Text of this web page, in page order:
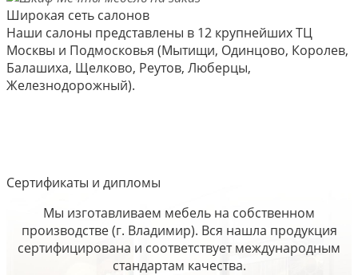
Широкая сеть салонов
Наши салоны представлены в 12 крупнейших ТЦ
Москвы и Подмосковья (Мытищи, Одинцово, Королев,
Балашиха, Щелково, Реутов, Люберцы,
Железнодорожный).
Сертификаты и дипломы
Мы изготавливаем мебель на собственном
производстве (г. Владимир). Вся нашла продукция
сертифицирована и соответствует международным
стандартам качества.